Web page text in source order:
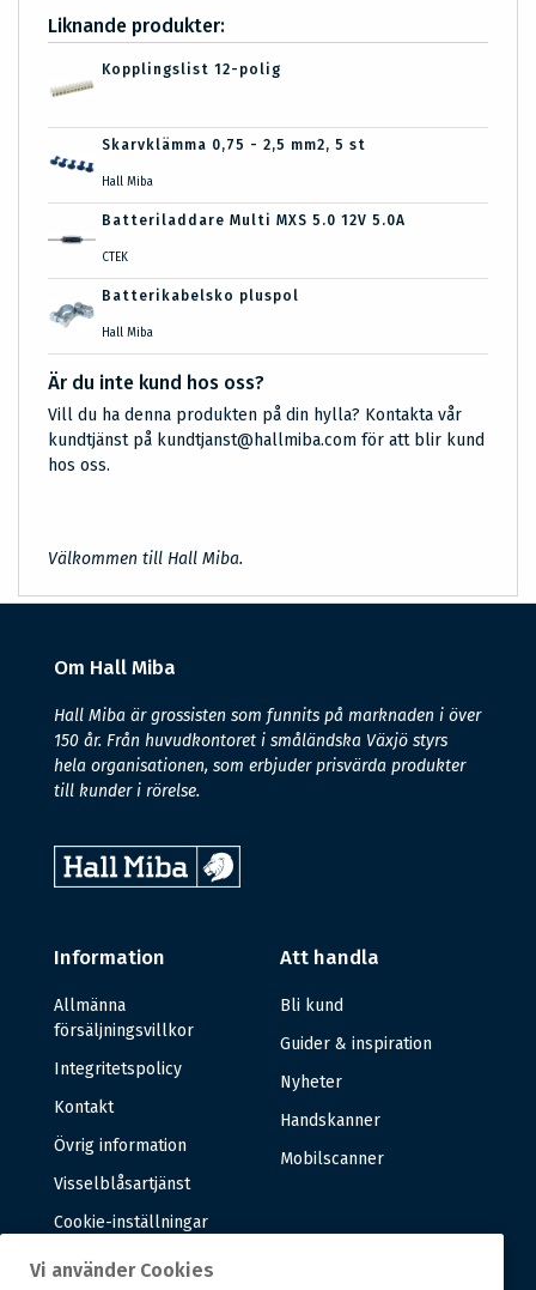
Liknande produkter:
Kopplingslist 12-polig
Skarvklämma 0,75 - 2,5 mm2, 5 st
Hall Miba
Batteriladdare Multi MXS 5.0 12V 5.0A
CTEK
Batterikabelsko pluspol
Hall Miba
Är du inte kund hos oss?
Vill du ha denna produkten på din hylla? Kontakta vår
kundtjänst på kundtjanst@hallmiba.com för att blir kund
hos oss.
Välkommen till Hall Miba.
Om Hall Miba
Hall Miba är grossisten som funnits på marknaden i över
150 år. Från huvudkontoret i småländska Växjö styrs
hela organisationen, som erbjuder prisvärda produkter
till kunder i rörelse.
Information
Allmänna
försäljningsvillkor
Integritetspolicy
Kontakt
Övrig information
Visselblåsartjänst
Cookie-inställningar
Att handla
Bli kund
Guider & inspiration
Nyheter
Handskanner
Mobilscanner
Vi använder Cookies